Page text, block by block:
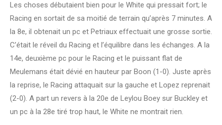
Les choses débutaient bien pour le White qui pressait fort; le
Racing en sortait de sa moitié de terrain qu’après 7 minutes. A
la 8e, il obtenait un pc et Petriaux effectuait une grosse sortie.
C’était le réveil du Racing et l’équilibre dans les échanges. A la
14e, deuxième pc pour le Racing et le puissant flat de
Meulemans était dévié en hauteur par Boon (1-0). Juste après
la reprise, le Racing attaquait sur la gauche et Lopez reprenait
(2-0). A part un revers à la 20e de Leylou Boey sur Buckley et
un pc à la 28e tiré trop haut, le White ne montrait rien.